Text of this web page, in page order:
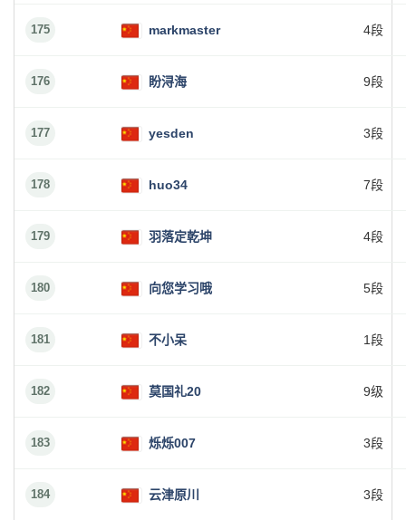
175 markmaster 4段
176 盼浔海 9段
177 yesden 3段
178 huo34 7段
179 羽落定乾坤 4段
180 向您学习哦 5段
181 不小呆 1段
182 莫国礼20 9级
183 烁烁007 3段
184 云津原川 3段